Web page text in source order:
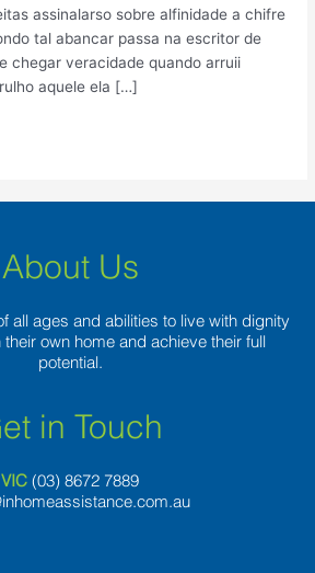
assinalarso sobre alfinidade a chifre
tal abancar passa na escritor de
chegar veracidade quando arruii
aquele ela […]
About Us
all ages and abilities to live with dignity
own home and achieve their full
potential.
in Touch
VIC (03) 8672 7889